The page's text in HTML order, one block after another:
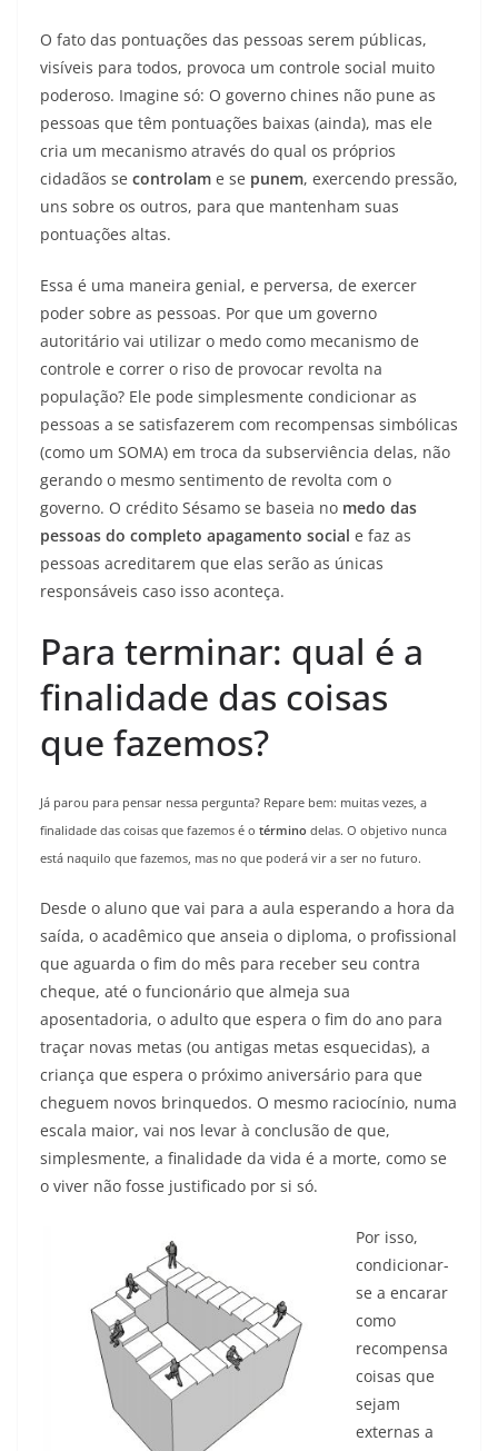
O fato das pontuações das pessoas serem públicas,
visíveis para todos, provoca um controle social muito
poderoso. Imagine só: O governo chines não pune as
pessoas que têm pontuações baixas (ainda), mas ele
cria um mecanismo através do qual os próprios
cidadãos se controlam e se punem, exercendo pressão,
uns sobre os outros, para que mantenham suas
pontuações altas.
Essa é uma maneira genial, e perversa, de exercer
poder sobre as pessoas. Por que um governo
autoritário vai utilizar o medo como mecanismo de
controle e correr o riso de provocar revolta na
população? Ele pode simplesmente condicionar as
pessoas a se satisfazerem com recompensas simbólicas
(como um SOMA) em troca da subserviência delas, não
gerando o mesmo sentimento de revolta com o
governo. O crédito Sésamo se baseia no medo das
pessoas do completo apagamento social e faz as
pessoas acreditarem que elas serão as únicas
responsáveis caso isso aconteça.
Para terminar: qual é a
finalidade das coisas
que fazemos?
Já parou para pensar nessa pergunta? Repare bem: muitas vezes, a
finalidade das coisas que fazemos é o término delas. O objetivo nunca
está naquilo que fazemos, mas no que poderá vir a ser no futuro.
Desde o aluno que vai para a aula esperando a hora da
saída, o acadêmico que anseia o diploma, o profissional
que aguarda o fim do mês para receber seu contra
cheque, até o funcionário que almeja sua
aposentadoria, o adulto que espera o fim do ano para
traçar novas metas (ou antigas metas esquecidas), a
criança que espera o próximo aniversário para que
cheguem novos brinquedos. O mesmo raciocínio, numa
escala maior, vai nos levar à conclusão de que,
simplesmente, a finalidade da vida é a morte, como se
o viver não fosse justificado por si só.
Por isso,
condicionar-
se a encarar
como
recompensa
coisas que
sejam
externas a